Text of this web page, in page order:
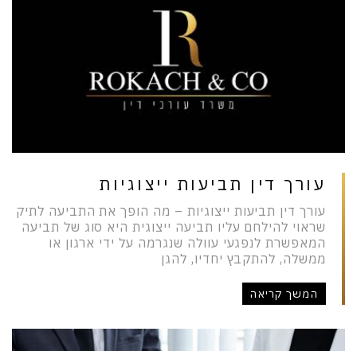
עורך דין תביעות ייצוגיות
עורך דין תביעות ייצוגיות – מה הופך את התביעה לתיק
שראוי להילחם עליו תביעה ייצוגית היא סוג של תביעה
המאפשרת לנפגעי עוולה שנגרמה על ידי ארגון או
ממשלה, להתקבץ יחדיו, להגן
המשך קריאה